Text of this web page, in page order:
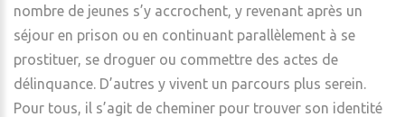
nombre de jeunes s’y accrochent, y revenant après un
séjour en prison ou en continuant parallèlement à se
prostituer, se droguer ou commettre des actes de
délinquance. D’autres y vivent un parcours plus serein.
Pour tous, il s’agit de cheminer pour trouver son identité